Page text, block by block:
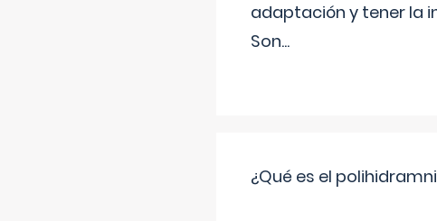
adaptación y tener la
Son...
¿Qué es el